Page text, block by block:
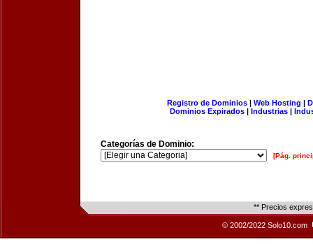
Registro de Dominios| Web Hosting |
Dominios Expirados | Industrias |
Categorías de Dominio:
[Pág.
** Precios
© 2002/2022 Solo10.com